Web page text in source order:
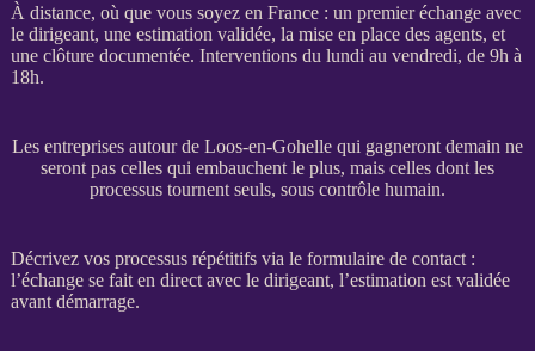
À distance, où que vous soyez en France : un premier échange avec
le dirigeant, une estimation validée, la mise en place des agents, et
une clôture documentée. Interventions du lundi au vendredi, de 9h à
18h.
Les entreprises autour de Loos-en-Gohelle qui gagneront demain ne
seront pas celles qui embauchent le plus, mais celles dont les
processus tournent seuls, sous contrôle humain.
Décrivez vos processusrépétitifs via le formulaire de contact:
l’échange se fait en direct avec le dirigeant, l’estimation est validée
avant démarrage.